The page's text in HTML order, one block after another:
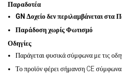
Παραδοτέα
GN Δοχείο δεν περιλαμβάνεται στα
Παράδοση χωρίς Φωτισμό
Οδηγίες
Παράγεται φυσικά σύμφωνα με τις
Το προϊόν φέρει σήμανση CE σύμφωνα